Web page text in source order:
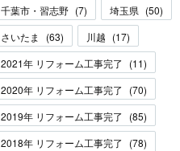
千葉市・習志野 (7) 埼玉県 (50)
さいたま
(63) 川越 (17)
2021年 リフォーム工事完了
(11)
2020年 リフォーム工事完了
(70)
2019年 リフォーム工事完了
(85)
2018年 リフォーム工事完了
(78)